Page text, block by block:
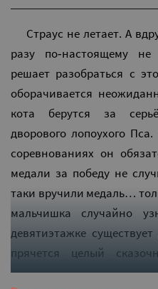
Страус не летает. А
разу по‑настоящему
решает разобраться с
оборачивается
кота берутся за
дворового лопоухого
соревнованиях он
медали за победу не
таки вручили медаль…
мальчишка случайно
девятиэтажке
прячется целый
захватывающие